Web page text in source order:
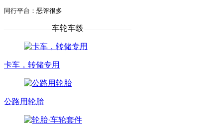
同行平台：恶评很多
——————车轮车毂——————
卡车，转储专用
公路用轮胎